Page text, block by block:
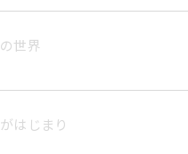
世界
はじまり